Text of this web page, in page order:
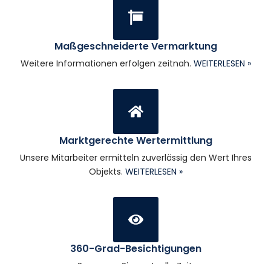
Maßgeschneiderte Vermarktung
Weitere Informationen erfolgen zeitnah. WEITERLESEN »
Marktgerechte Wertermittlung
Unsere Mitarbeiter ermitteln zuverlässig den Wert Ihres
Objekts. WEITERLESEN »
360-Grad-Besichtigungen